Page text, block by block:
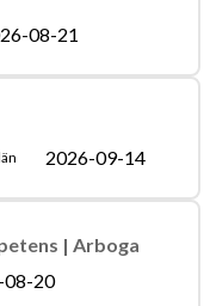
08-21
2026-09-14
| Arboga
08-20